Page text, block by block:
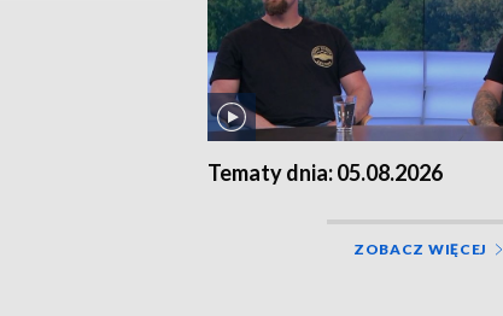
Tematy dnia: 05.08.2026
ZOBACZ WIĘCEJ